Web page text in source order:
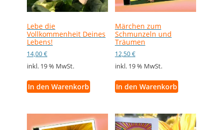
Lebe die
Vollkommenheit Deines
Lebens!
14,00€
inkl. 19 % MwSt.
In den Warenkorb
Märchen zum
Schmunzeln und
Träumen
12,50€
inkl. 19 % MwSt.
In den Warenkorb